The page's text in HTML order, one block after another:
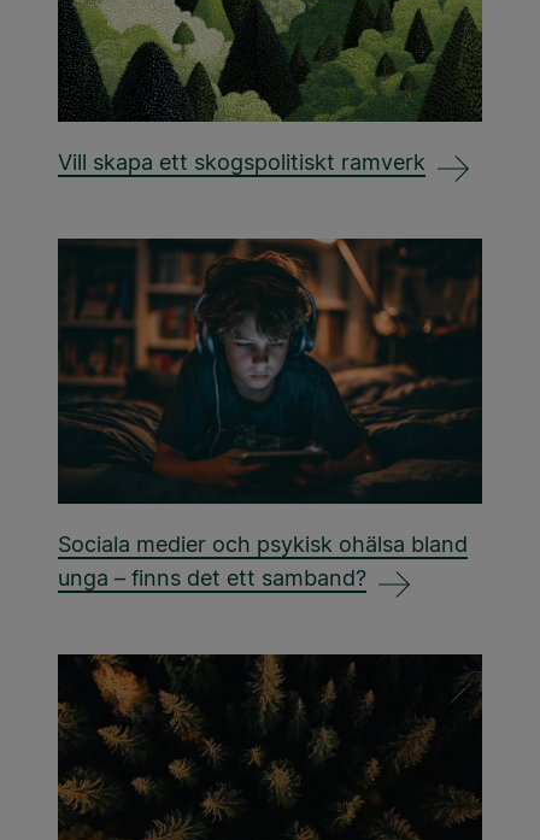
Vill skapa ett skogspolitiskt ramverk
Sociala medier och psykisk ohälsa bland
unga – finns det ett samband?